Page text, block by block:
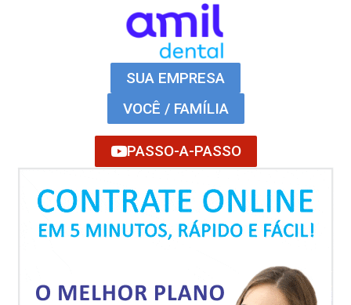
SUA EMPRESA
VOCÊ / FAMÍLIA
PASSO-A-PASSO